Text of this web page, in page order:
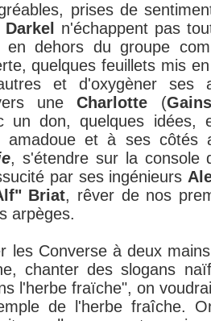
prises de
Darkel
n'échappent pas
en dehors du groupe
quelques feuillets mis
et d'oxygèner ses
uneCharlotte (
un don, quelques idées,
amadoue et à ses côtés
, s'étendre sur la console
par ses ingénieurs
Briat, rêver de nos
arpèges.
les Converse à deux
chanter des slogans
l'herbe fraïche", on
de l'herbe fraîche.